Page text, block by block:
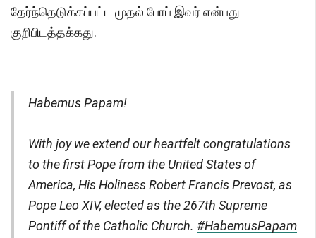
தேர்ந்தெடுக்கப்பட்ட முதல் போப் இவர் என்பது
குறிபிடத்தக்கது.
Habemus Papam!
With joy we extend our heartfelt congratulations
to the first Pope from the United States of
America, His Holiness Robert Francis Prevost, as
Pope Leo XIV, elected as the 267th Supreme
Pontiff of the Catholic Church. #HabemusPapam